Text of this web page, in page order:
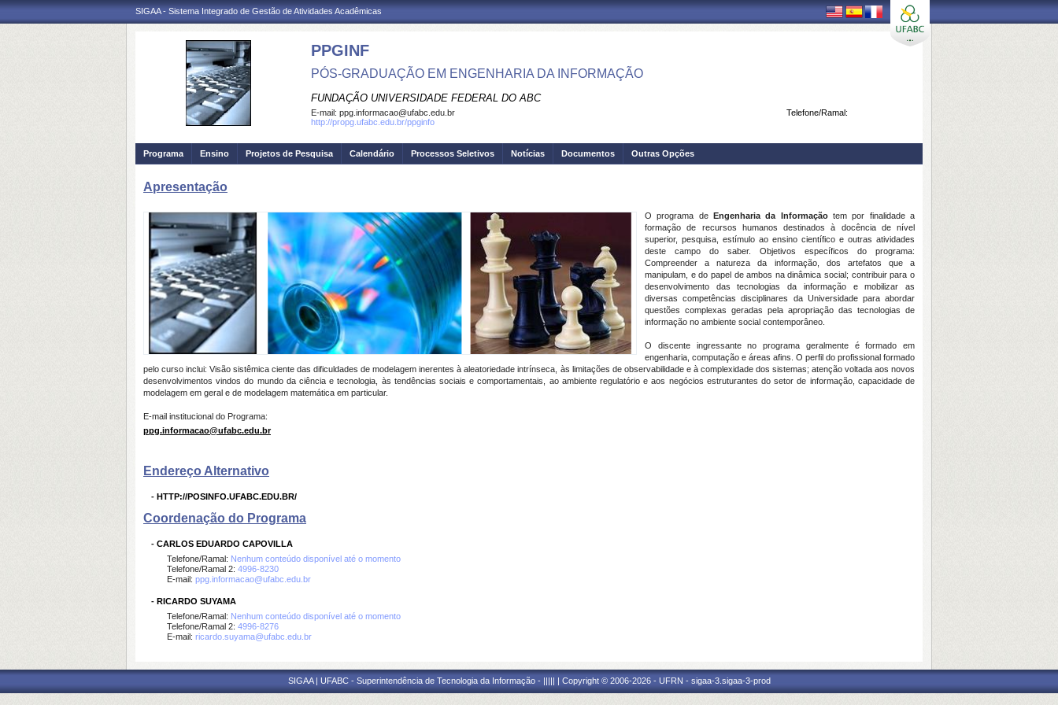
SIGAA - Sistema Integrado de Gestão de Atividades Acadêmicas
PPGINF
PÓS-GRADUAÇÃO EM ENGENHARIA DA INFORMAÇÃO
FUNDAÇÃO UNIVERSIDADE FEDERAL DO ABC
Telefone/Ramal:
E-mail: ppg.informacao@ufabc.edu.br
http://propg.ufabc.edu.br/ppginfo
Programa Ensino Projetos de Pesquisa Calendário Processos Seletivos Notícias Documentos Outras Opções
Apresentação
O programa de Engenharia da Informação tem por finalidade a
formação de recursos humanos destinados à docência de nível
superior, pesquisa, estímulo ao ensino científico e outras atividades
deste campo do saber. Objetivos específicos do programa:
Compreender a natureza da informação, dos artefatos que a
manipulam, e do papel de ambos na dinâmica social; contribuir para o
desenvolvimento das tecnologias da informação e mobilizar as
diversas competências disciplinares da Universidade para abordar
questões complexas geradas pela apropriação das tecnologias de
informação no ambiente social contemporâneo.
O discente ingressante no programa geralmente é formado em
engenharia, computação e áreas afins. O perfil do profissional formado
pelo curso inclui: Visão sistêmica ciente das dificuldades de modelagem inerentes à aleatoriedade intrínseca, às limitações de observabilidade e à complexidade dos sistemas; atenção voltada aos novos
desenvolvimentos vindos do mundo da ciência e tecnologia, às tendências sociais e comportamentais, ao ambiente regulatório e aos negócios estruturantes do setor de informação, capacidade de
modelagem em geral e de modelagem matemática em particular.
E-mail institucional do Programa:
ppg.informacao@ufabc.edu.br
Endereço Alternativo
- HTTP://POSINFO.UFABC.EDU.BR/
Coordenação do Programa
- CARLOS EDUARDO CAPOVILLA
Telefone/Ramal: Nenhum conteúdo disponível até o momento
Telefone/Ramal 2: 4996-8230
E-mail: ppg.informacao@ufabc.edu.br
- RICARDO SUYAMA
Telefone/Ramal: Nenhum conteúdo disponível até o momento
Telefone/Ramal 2: 4996-8276
E-mail: ricardo.suyama@ufabc.edu.br
SIGAA | UFABC - Superintendência de Tecnologia da Informação - ||||| | Copyright © 2006-2026 - UFRN - sigaa-3.sigaa-3-prod